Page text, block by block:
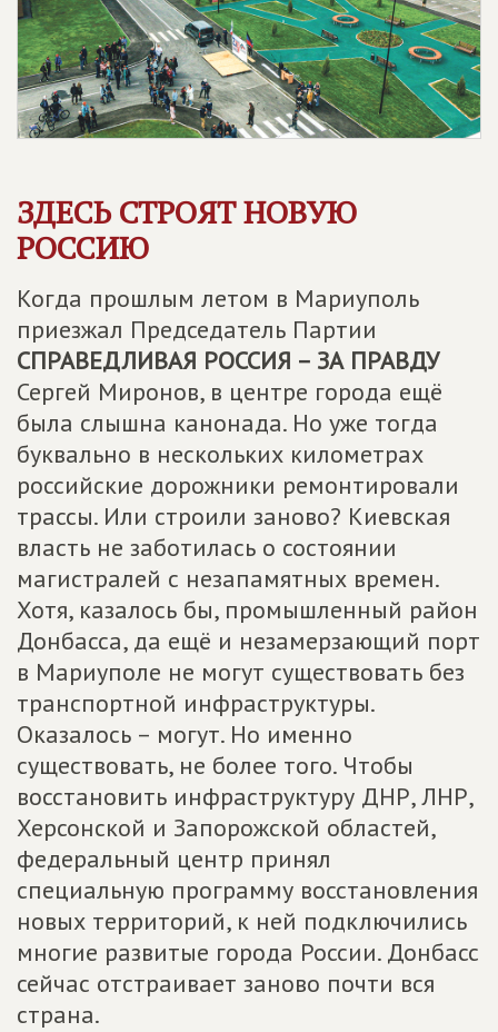
ЗДЕСЬ СТРОЯТ НОВУЮ
РОССИЮ
Когда прошлым летом в Мариуполь
приезжал Председатель Партии
СПРАВЕДЛИВАЯ РОССИЯ – ЗА ПРАВДУ
Сергей Миронов, в центре города ещё
была слышна канонада. Но уже тогда
буквально в нескольких километрах
российские дорожники ремонтировали
трассы. Или строили заново? Киевская
власть не заботилась о состоянии
магистралей с незапамятных времен.
Хотя, казалось бы, промышленный район
Донбасса, да ещё и незамерзающий порт
в Мариуполе не могут существовать без
транспортной инфраструктуры.
Оказалось – могут. Но именно
существовать, не более того. Чтобы
восстановить инфраструктуру ДНР, ЛНР,
Херсонской и Запорожской областей,
федеральный центр принял
специальную программу восстановления
новых территорий, к ней подключились
многие развитые города России. Донбасс
сейчас отстраивает заново почти вся
страна.